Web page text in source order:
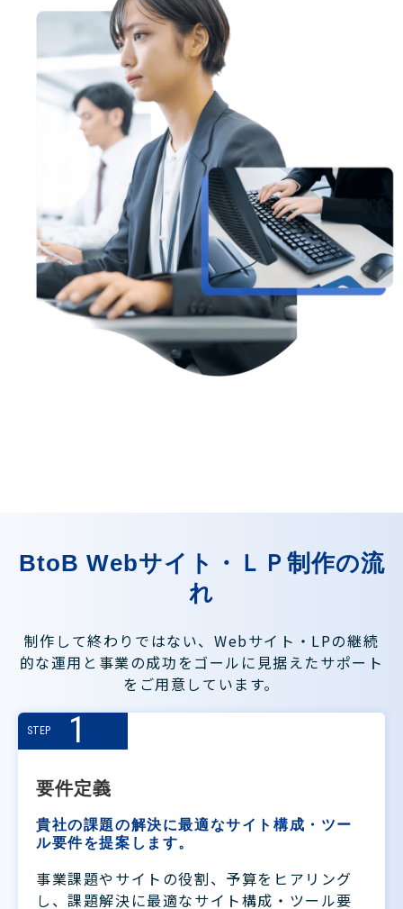
BtoB Webサイト・ＬＰ制作の流
れ
制作して終わりではない、Webサイト・LPの継続
的な運用と事業の成功をゴールに見据えたサポート
をご用意しています。
STEP 1
要件定義
貴社の課題の解決に最適なサイト構成・ツー
ル要件を提案します。
事業課題やサイトの役割、予算をヒアリング
し、課題解決に最適なサイト構成・ツール要